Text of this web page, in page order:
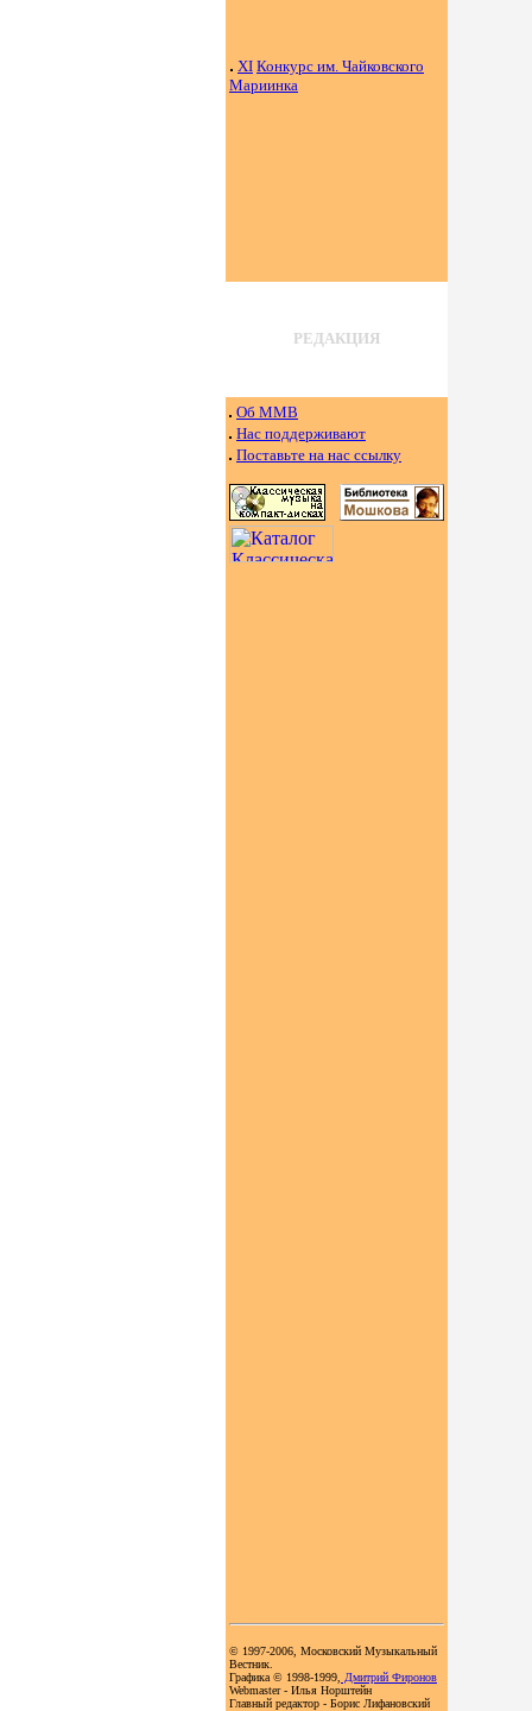
XI Конкурс им. Чайковского
Мариинка
РЕДАКЦИЯ
Об ММВ
Нас поддерживают
Поставьте на нас ссылку
© 1997-2006, Московский Музыкальный
Вестник.
Графика © 1998-1999,
Дмитрий Фиронов
Webmaster - Илья Норштейн
Главный редактор - Борис Лифановский